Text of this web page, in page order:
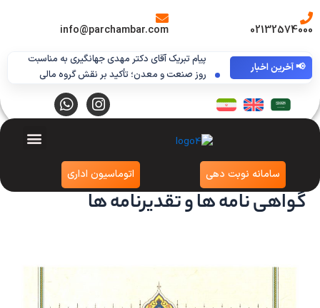
02132574000
info@parchambar.com
📢آخرین اخبار
پیام تبریک آقای دکتر مهدی جهانگیری به مناسبت
روز صنعت و معدن؛ تأکید بر نقش گروه مالی
گردشگری در توسعه اقتصادیI
n
a
g
r
a
W
h
s
a
p
سامانه نوبت دهی اتوماسیون اداری
گواهی نامه ها و تقدیرنامه ها